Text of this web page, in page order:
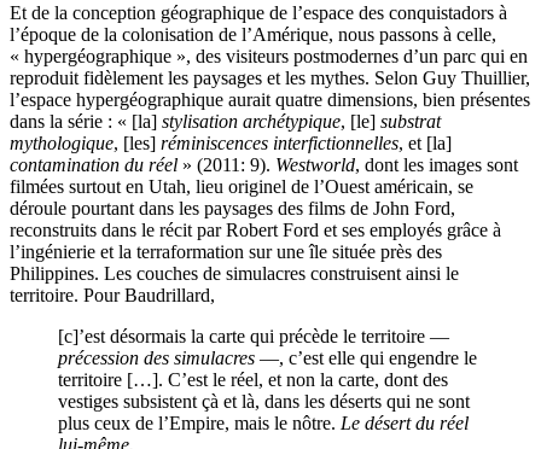
Et de la conception géographique de l’espace des conquistadors à
l’époque de la colonisation de l’Amérique, nous passons à celle,
« hypergéographique », des visiteurs postmodernes d’un parc qui en
reproduit fidèlement les paysages et les mythes. Selon Guy Thuillier,
l’espace hypergéographique aurait quatre dimensions, bien présentes
dans la série : « [la] stylisation archétypique, [le] substrat
mythologique, [les] réminiscences interfictionnelles, et [la]
contamination du réel » (2011: 9). Westworld, dont les images sont
filmées surtout en Utah, lieu originel de l’Ouest américain, se
déroule pourtant dans les paysages des films de John Ford,
reconstruits dans le récit par Robert Ford et ses employés grâce à
l’ingénierie et la terraformation sur une île située près des
Philippines. Les couches de simulacres construisent ainsi le
territoire. Pour Baudrillard,
[c]’est désormais la carte qui précède le territoire —
précession des simulacres —, c’est elle qui engendre le
territoire […]. C’est le réel, et non la carte, dont des
vestiges subsistent çà et là, dans les déserts qui ne sont
plus ceux de l’Empire, mais le nôtre. Le désert du réel
lui-même.